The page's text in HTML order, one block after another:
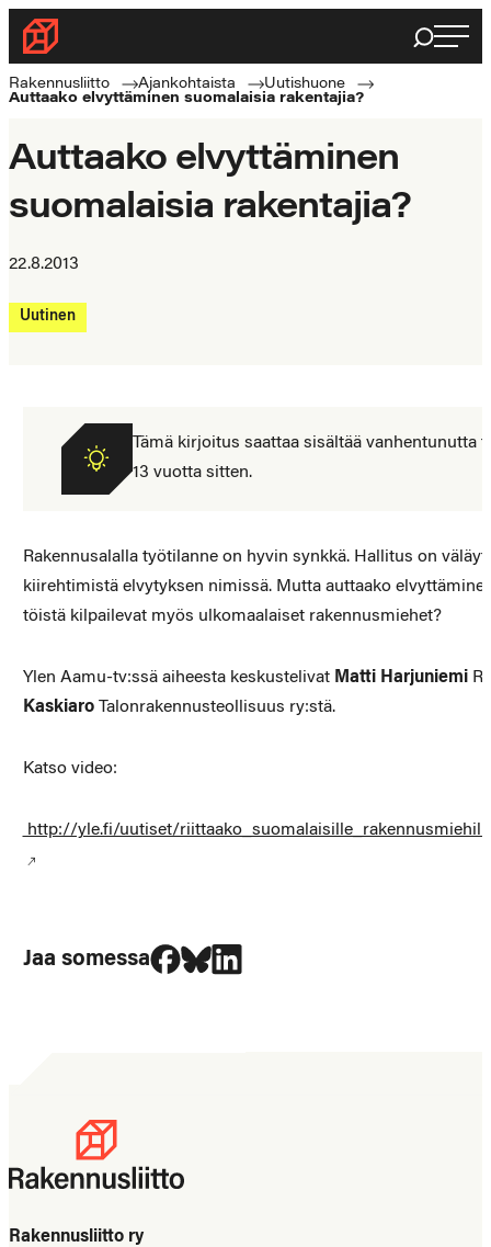
Siirry
suoraan
sisältöön
Rakennusliitto
Rakennusalan
ammattilaisten
Haku
Rakennusliitto Ajankohtaista
Uutishuone
Auttaako elvyttäminen suomalaisia rakentajia?
Auttaako elvyttäminen
suomalaisia rakentajia?
22.8.2013
Uutinen
Tämä kirjoitus saattaa sisältää vanhentunutta
13 vuotta sitten.
Rakennusalalla työtilanne on hyvin synkkä. Hallitus on
kiirehtimistä elvytyksen nimissä. Mutta auttaako
töistä kilpailevat myös ulkomaalaiset rakennusmiehet?
Ylen Aamu-tv:ssä aiheesta keskustelivat Matti Harjuniemi
KaskiaroTalonrakennusteollisuus ry:stä.
Katso video:
http://yle.fi/uutiset/
Jaa somessa
Jaa Facebookissa
Jaa Blueskyssa
Jaa LinkedIn:ssä
Rakennusliitto ry